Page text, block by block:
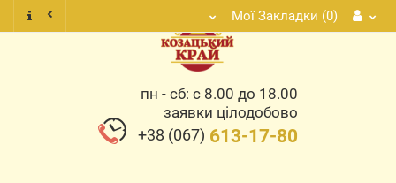
Мої Закладки (0)
пн - сб: с 8.00 до 18.00
заявки цілодобово
+38 (067) 613-17-80